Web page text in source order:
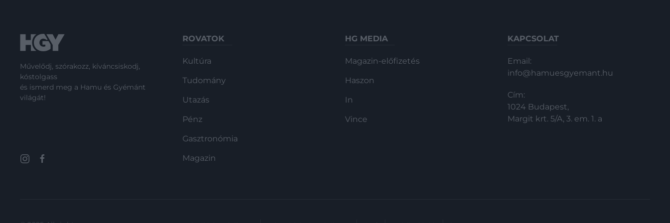
Művelődj, szórakozz, kíváncsiskodj,
kóstolgass
és ismerd meg a Hamu és Gyémánt
világát!
ROVATOK
Kultúra
Tudomány
Utazás
Pénz
Gasztronómia
Magazin
HG MEDIA
Magazin-előfizetés
Haszon
In
Vince
KAPCSOLAT
Email:
info@hamuesgyemant.hu
Cím:
1024 Budapest,
Margit krt. 5/A, 3. em. 1. a